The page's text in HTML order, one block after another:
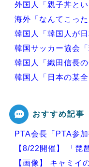
外国人「親子丼と
海外「なんてこっ
韓国人「韓国人が
韓国サッカー協会
韓国人「織田信長
韓国人「日本の某
Powered by
おすすめ記事
PTA会長「PTA参
【8/22開催】 「琵
【画像】 キャミイ